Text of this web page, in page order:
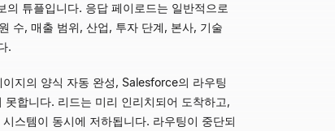
튜플입니다. 응답 페이로드는 일반적으로
수, 매출 범위, 산업, 투자 단계, 본사, 기술
.
지의 양식 자동 완성, Salesforce의 라우팅
합니다. 리드는 미리 인리치되어 도착하고,
스템이 동시에 저하됩니다. 라우팅이 중단되